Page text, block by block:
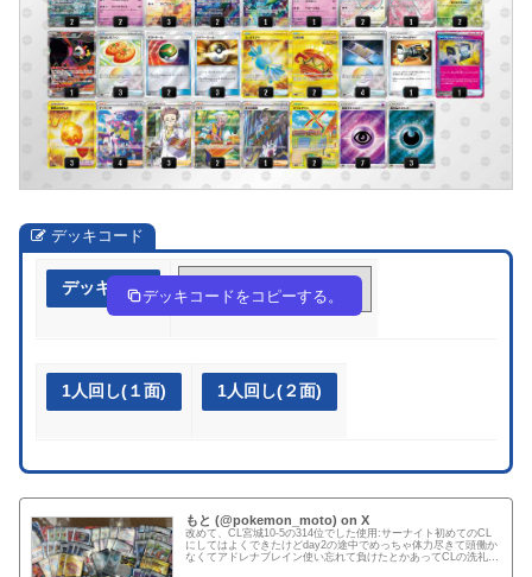
デッキコード
デッキ作成 Y444c8-qDAVYu-8c84Gx
デッキコードをコピーする。
1人回し(１面) 1人回し(２面)
もと (@pokemon_moto) on X
改めて、CL宮城10-5の314位でした使用:サーナイト初めてのCL
にしてはよくできたけどday2の途中でめっちゃ体力尽きて頭働か
なくてアドレナブレイン使い忘れて負けたとかあってCLの洗礼も